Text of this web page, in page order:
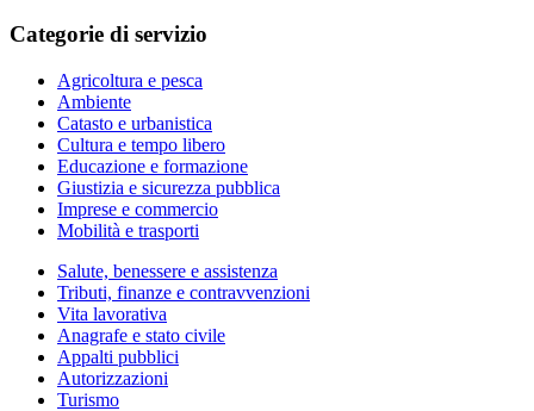
Categorie di servizio
Agricoltura e pesca
Ambiente
Catasto e urbanistica
Cultura e tempo libero
Educazione e formazione
Giustizia e sicurezza pubblica
Imprese e commercio
Mobilità e trasporti
Salute, benessere e assistenza
Tributi, finanze e contravvenzioni
Vita lavorativa
Anagrafe e stato civile
Appalti pubblici
Autorizzazioni
Turismo